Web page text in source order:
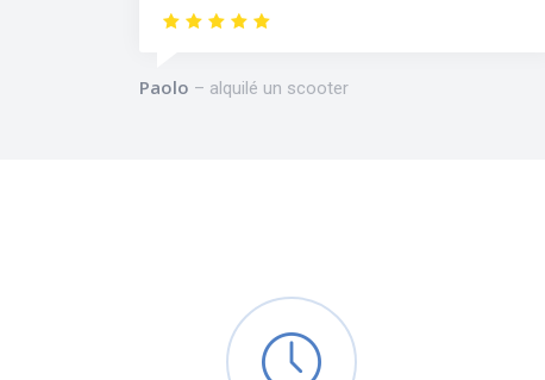
Paolo alquilé un scooter